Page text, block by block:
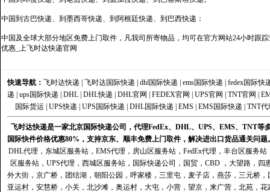
中国到古巴快递、到墨西哥快递、到阿根廷快递、到巴西快递：
中国及全球大部分地区免费上门取件，凡我司所寄物品，均可在官方网站24小时跟
优惠_上飞时达快递官网
快速导航： 飞时达快递 飞时达国际快递 dhl国际快递 ems国际快递
fedex国际快
递
ups国际快递 DHL DHL快递 DHL官网 FEDEX官网 UPS官网 TNT官网
国际货运| UPS快递 UPS国际快递 DHL国际快递 EMS EMS国际快递 TNT代
飞时达快递是一家北京国际快递公司，代理FedEx、DHL、UPS、EMS、TNT
国际快件价格优惠80%，支持京东、顺丰免费上门取件，解决进出口货品通关问题
DHL代理 ， 东城区服务站 ， EMS代理 ， 房山区服务站 ， FedEx代理 ， 丰台区服务站
区服务站， UPS代理 ， 西城区服务站， 国际快递公司 ，国贸，CBD ，大望路，
外大街，京广桥，团结湖，朝阳公园，呼家楼，三里屯，麦子店，燕莎，三元桥
亚运村，安慧桥，小关，北沙滩，奥运村，大屯，小营，望京，来广营，北苑，